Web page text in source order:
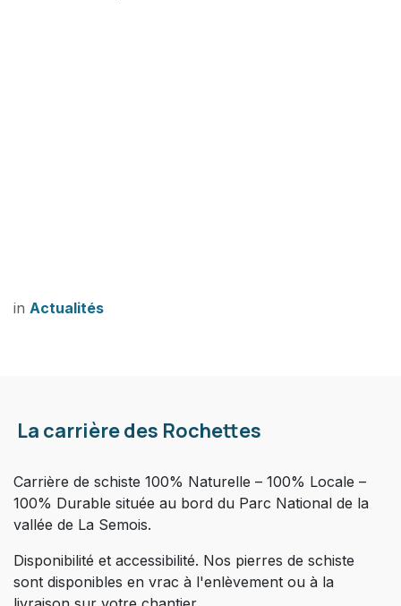
in Actualités
La carrière des Rochettes
Carrière de schiste 100% Naturelle – 100% Locale –
100% Durable située au bord du Parc National de la
vallée de La Semois.
Disponibilité et accessibilité. Nos pierres de schiste
sont disponibles en vrac à l'enlèvement ou à la